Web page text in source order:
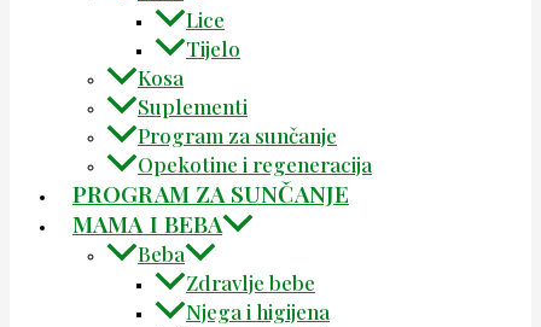
Lice
Tijelo
Kosa
Suplementi
Program za sunčanje
Opekotine i regeneracija
PROGRAM ZA SUNČANJE
MAMA I BEBA
Beba
Zdravlje bebe
Njega i higijena